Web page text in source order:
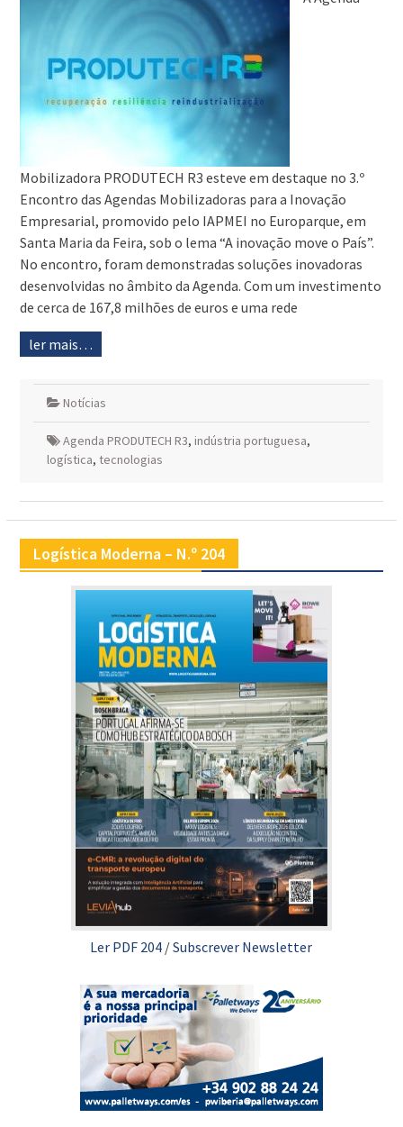
Mobilizadora PRODUTECH R3 esteve em destaque no 3.º
Encontro das Agendas Mobilizadoras para a Inovação
Empresarial, promovido pelo IAPMEI no Europarque, em
Santa Maria da Feira, sob o lema “A inovação move o País”.
No encontro, foram demonstradas soluções inovadoras
desenvolvidas no âmbito da Agenda. Com um investimento
de cerca de 167,8 milhões de euros e uma rede
ler mais…
Notícias
Agenda PRODUTECH R3, indústria portuguesa,
logística, tecnologias
Logística Moderna – N.º 204
Ler PDF 204 /Subscrever Newsletter